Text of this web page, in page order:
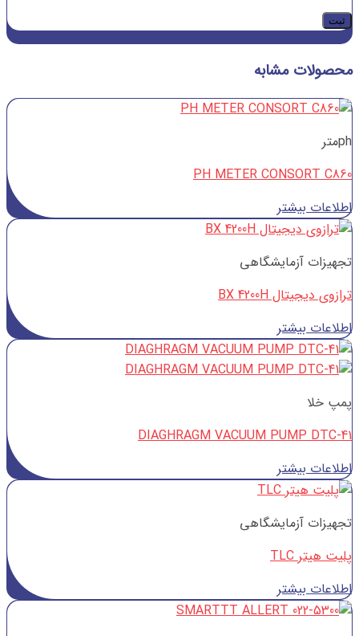
محصولات مشابه
phمتر
PH METER CONSORT C860
اطلاعات بیشتر
تجهیزات آزمایشگاهی
ترازوی دیجیتال BX 4200H
اطلاعات بیشتر
پمپ خلا
DIAGHRAGM VACUUM PUMP DTC-41
اطلاعات بیشتر
تجهیزات آزمایشگاهی
پلیت هیتر TLC
اطلاعات بیشتر